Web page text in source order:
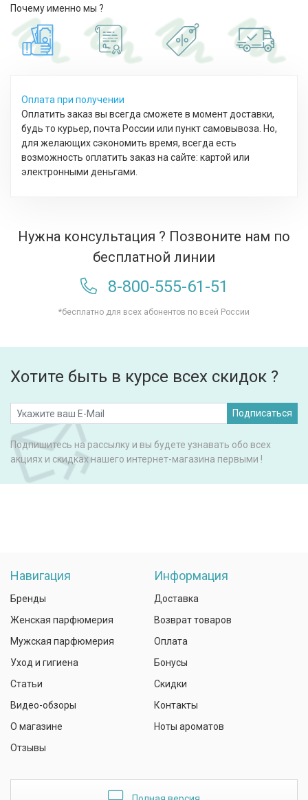
Почему именно мы ?
Оплата при получении
Оплатить заказ вы всегда сможете в момент доставки,
будь то курьер, почта России или пункт самовывоза. Но,
для желающих сэкономить время, всегда есть
возможность оплатить заказ на сайте: картой или
электронными деньгами.
Нужна консультация ? Позвоните нам по
бесплатной линии
8-800-555-61-51
*бесплатно для всех абонентов по всей России
Хотите быть в курсе всех скидок ?
Подписаться
Подпишитесь на рассылку и вы будете узнавать обо всех
акциях и скидках нашего интернет-магазина первыми !
Навигация
Бренды
Женская парфюмерия
Мужская парфюмерия
Уход и гигиена
Статьи
Видео-обзоры
О магазине
Отзывы
Информация
Доставка
Возврат товаров
Оплата
Бонусы
Скидки
Контакты
Ноты ароматов